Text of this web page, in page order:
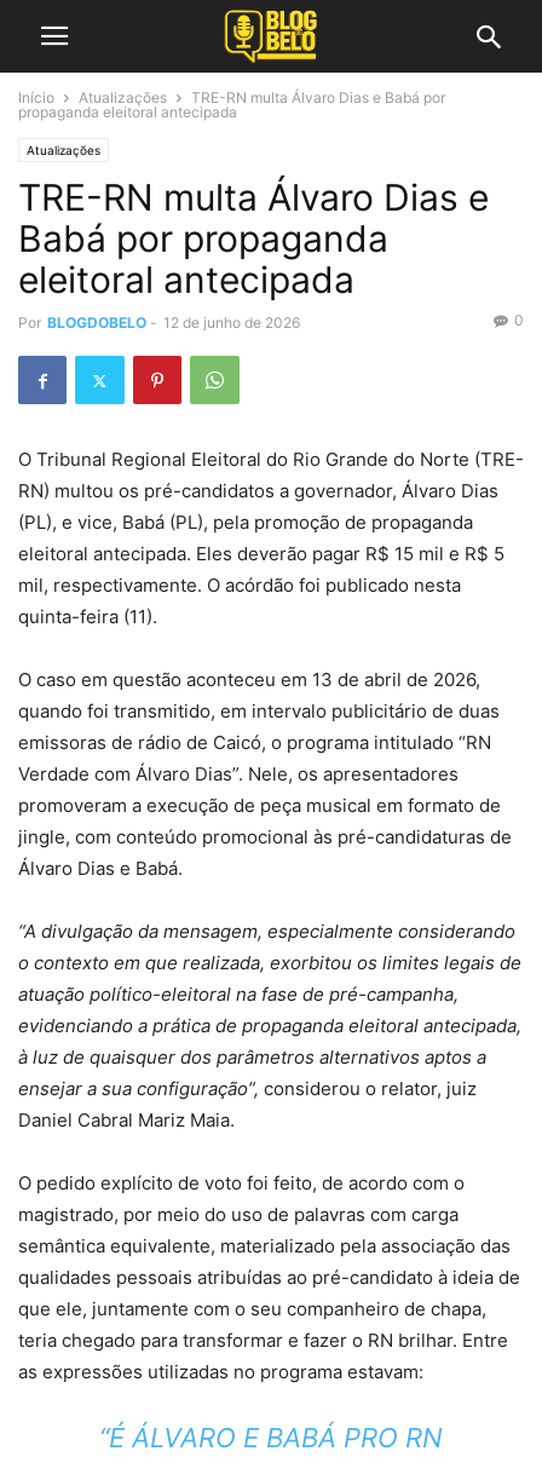
Início Atualizações
TRE-RN multa Álvaro Dias e Babá por
propaganda eleitoral antecipada
Atualizações
TRE-RN multa Álvaro Dias e
Babá por propaganda
eleitoral antecipada
Por BLOGDOBELO - 12 de junho de 2026 0
O Tribunal Regional Eleitoral do Rio Grande do Norte (TRE-
RN) multou os pré-candidatos a governador, Álvaro Dias
(PL), e vice, Babá (PL), pela promoção de propaganda
eleitoral antecipada. Eles deverão pagar R$ 15 mil e R$ 5
mil, respectivamente. O acórdão foi publicado nesta
quinta-feira (11).
O caso em questão aconteceu em 13 de abril de 2026,
quando foi transmitido, em intervalo publicitário de duas
emissoras de rádio de Caicó, o programa intitulado “RN
Verdade com Álvaro Dias”. Nele, os apresentadores
promoveram a execução de peça musical em formato de
jingle, com conteúdo promocional às pré-candidaturas de
Álvaro Dias e Babá.
“A divulgação da mensagem, especialmente considerando
o contexto em que realizada, exorbitou os limites legais de
atuação político-eleitoral na fase de pré-campanha,
evidenciando a prática de propaganda eleitoral antecipada,
à luz de quaisquer dos parâmetros alternativos aptos a
ensejar a sua configuração”, considerou o relator, juiz
Daniel Cabral Mariz Maia.
O pedido explícito de voto foi feito, de acordo com o
magistrado, por meio do uso de palavras com carga
semântica equivalente, materializado pela associação das
qualidades pessoais atribuídas ao pré-candidato à ideia de
que ele, juntamente com o seu companheiro de chapa,
teria chegado para transformar e fazer o RN brilhar. Entre
as expressões utilizadas no programa estavam:
“É ÁLVARO E BABÁ PRO RN